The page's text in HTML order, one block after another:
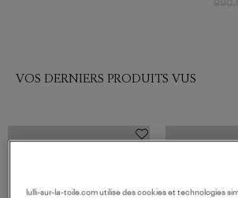
VOS DERNIERS PRODUITS VUS
lulli-sur-la-toile.com utilise des cookies et technologies